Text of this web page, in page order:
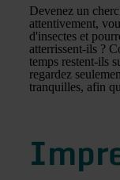
Devenez un
attentivement,
d'insectes et
atterrissent-ils ?
temps restent-ils
regardez
tranquilles, afin